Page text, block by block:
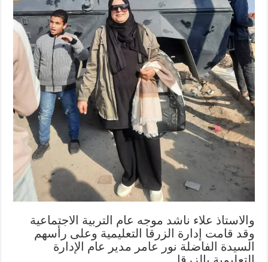
والاستاذ علاء ناشد موجه عام التربية الاجتماعية
وقد قامت إدارة الزرقا التعليمية وعلى رأسهم
السيدة الفاضلة نور عامر مدير عام الإدارة